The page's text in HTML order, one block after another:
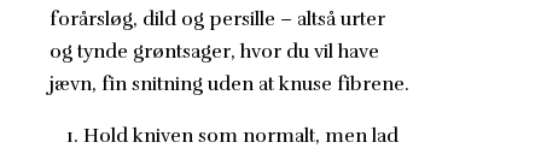
forårsløg, dild og persille – altså urter
og tynde grøntsager, hvor du vil have
jævn, fin snitning uden at knuse fibrene.
Hold kniven som normalt, men lad